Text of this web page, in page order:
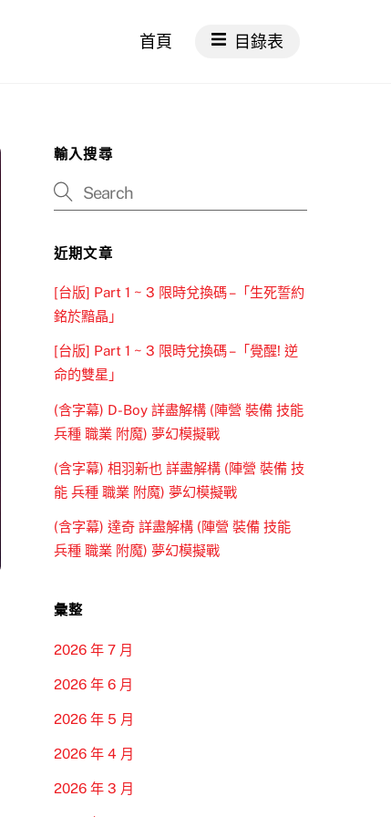
首頁 目錄表
輸入搜尋
近期文章
[台版] Part 1 ~ 3 限時兌換碼 –「生死誓約
銘於黯晶」
[台版] Part 1 ~ 3 限時兌換碼 –「覺醒! 逆
命的雙星」
(含字幕) D-Boy 詳盡解構 (陣營 裝備 技能
兵種 職業 附魔) 夢幻模擬戰
(含字幕) 相羽新也 詳盡解構 (陣營 裝備 技
能 兵種 職業 附魔) 夢幻模擬戰
(含字幕) 達奇 詳盡解構 (陣營 裝備 技能
兵種 職業 附魔) 夢幻模擬戰
彙整
2026 年 7 月
2026 年 6 月
2026 年 5 月
2026 年 4 月
2026 年 3 月